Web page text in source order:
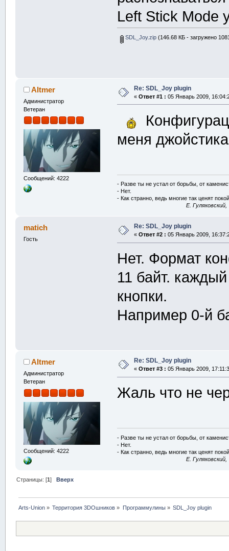
Left Stick Mode
SDL_Joy.zip(146.68 КБ - загружено
Altmer
Администратор
Ветеран
Сообщений: 4222
Re: SDL_Joy plugin
« Ответ #1 : 05 Январь 2009,
меня
- Разве ты не устал от борьбы, от
- Нет.
- Как странно, ведь многие так ценят
E.
matich
Гость
Re: SDL_Joy plugin
« Ответ #2 : 05 Январь 2009,
Нет. Формат
11 байт.
кнопки.
Например 0-й
Altmer
Администратор
Ветеран
Сообщений: 4222
Re: SDL_Joy plugin
« Ответ #3 : 05 Январь 2009,
Жаль что не
- Разве ты не устал от борьбы, от
- Нет.
- Как странно, ведь многие так ценят
E.
Страницы: [1]Вверх
Arts-Union » Территория 3DOшников » Программулины» SDL_Joy plugin